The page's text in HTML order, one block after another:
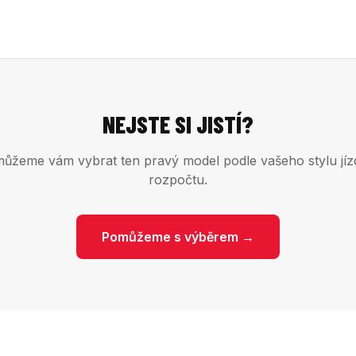
NEJSTE SI JISTÍ?
vám vybrat ten pravý model podle vašeho stylu
rozpočtu.
Pomůžeme s výběrem →